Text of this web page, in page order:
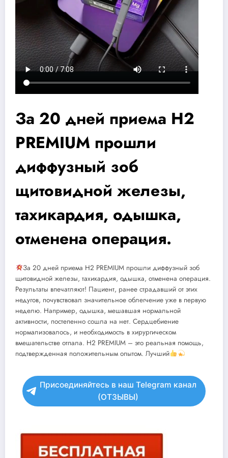
За 20 дней приема H2
PREMIUM прошли
диффузный зоб
щитовидной железы,
тахикардия, одышка,
отменена операция.
За 20 дней приема H2 PREMIUM прошли диффузный зоб
щитовидной железы, тахикардия, одышка, отменена операция.
Результаты впечатляют! Пациент, ранее страдавший от этих
недугов, почувствовал значительное облегчение уже в первую
неделю. Например, одышка, мешавшая нормальной
активности, постепенно сошла на нет. Сердцебиение
нормализовалось, и необходимость в хирургическом
вмешательстве отпала. H2 PREMIUM – это реальная помощь,
подтвержденная положительным опытом. Лучший
Присоединяйтесь в наш Telegram канал
(ОТЗЫВЫ)